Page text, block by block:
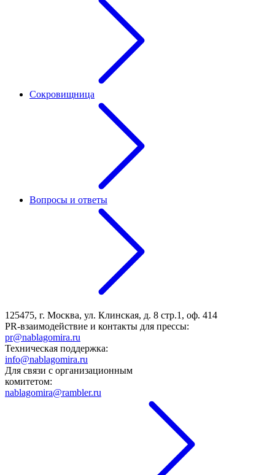
Сокровищница
Вопросы и ответы
125475, г. Москва, ул. Клинская, д. 8 стр.1, оф. 414
PR-взаимодействие и контакты для прессы:
pr@nablagomira.ru
Техническая поддержка:
info@nablagomira.ru
Для связи с организационным
комитетом:
nablagomira@rambler.ru